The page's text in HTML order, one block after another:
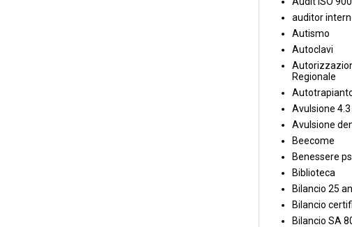
auditor
Autismo
Autoclavi
Regionale
Avulsione 4.3
Avulsione
Beecome
Benessere
Biblioteca
Bilancio 25
Bilancio
Bilancio SA